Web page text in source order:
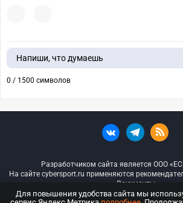
Напиши, что думаешь
0 / 1500 символов
Разработчиком сайта является ООО
На сайте cybersport.ru применяются
Документы
Для повышения удобства сайта мы